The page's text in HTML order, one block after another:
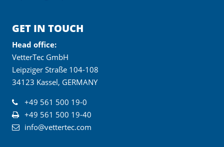
GET IN TOUCH
Head office:
VetterTec GmbH
Leipziger Straße 104-108
34123 Kassel, GERMANY
+49 561 500 19-0
+49 561 500 19-40
info@vettertec.com